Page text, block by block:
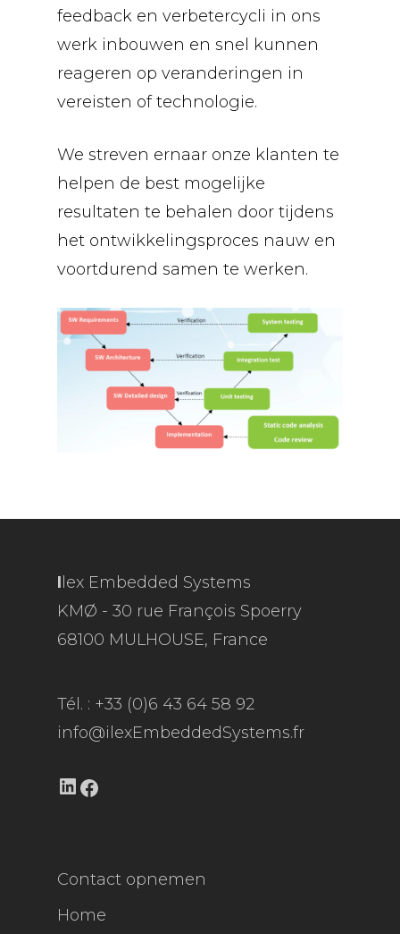
feedback en verbetercycli in ons
werk inbouwen en snel kunnen
reageren op veranderingen in
vereisten of technologie.
We streven ernaar onze klanten te
helpen de best mogelijke
resultaten te behalen door tijdens
het ontwikkelingsproces nauw en
voortdurend samen te werken.
Ilex Embedded Systems
KMØ - 30 rue François Spoerry
68100 MULHOUSE, France
Tél. : +33 (0)6 43 64 58 92
info@ilexEmbeddedSystems.fr
LinkedIn
Contact opnemen
Home